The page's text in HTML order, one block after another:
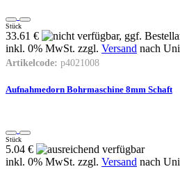
Stück
33.61 €
inkl. 0% MwSt. zzgl. Versand nach
Artikelcode: p4021008
Aufnahmedorn Bohrmaschine 8mm Schaft
Stück
5.04 €
inkl. 0% MwSt. zzgl. Versand nach